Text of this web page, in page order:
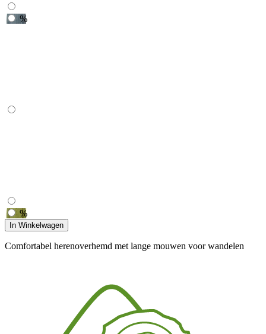
%
%
In Winkelwagen
Comfortabel herenoverhemd met lange mouwen voor wandelen